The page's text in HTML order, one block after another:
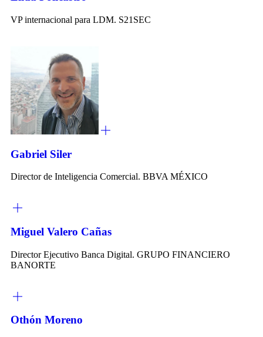
VP internacional para LDM. S21SEC
Gabriel Siler
Director de Inteligencia Comercial. BBVA MÉXICO
Miguel Valero Cañas
Director Ejecutivo Banca Digital. GRUPO FINANCIERO
BANORTE
Othón Moreno